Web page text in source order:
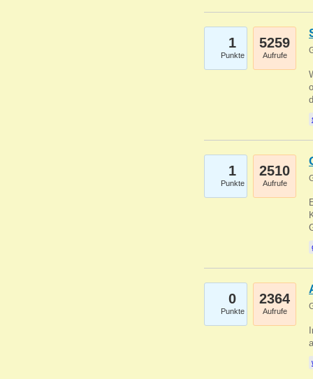
1
Punkte
5259
Aufrufe
1
Punkte
2510
Aufrufe
0
Punkte
2364
Aufrufe